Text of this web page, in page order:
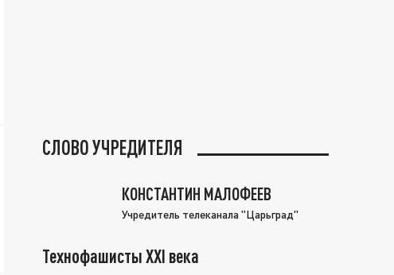
СЛОВО УЧРЕДИТЕЛЯ
КОНСТАНТИН МАЛОФЕЕВ
Учредитель телеканала "Царьград"
Технофашисты XXI века